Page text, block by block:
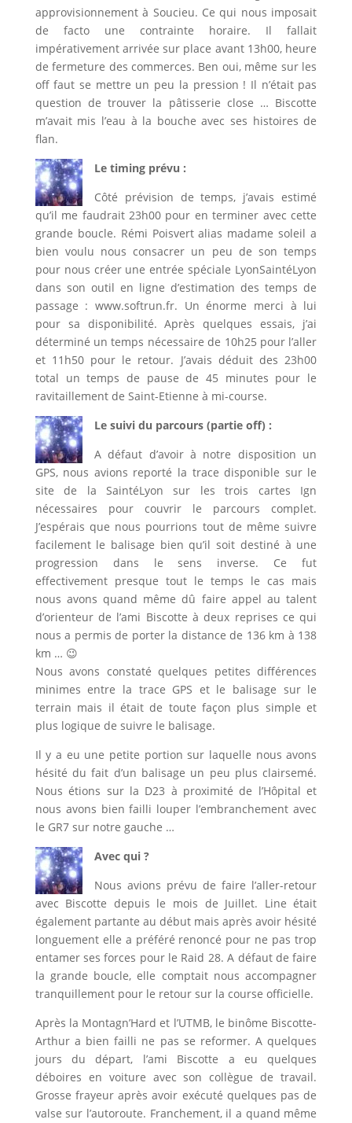
approvisionnement à Soucieu. Ce qui nous imposait
de facto une contrainte horaire. Il fallait
impérativement arrivée sur place avant 13h00, heure
de fermeture des commerces. Ben oui, même sur les
off faut se mettre un peu la pression ! Il n’était pas
question de trouver la pâtisserie close … Biscotte
m’avait mis l’eau à la bouche avec ses histoires de
flan.
Le timing prévu :
Côté prévision de temps, j’avais estimé
qu’il me faudrait 23h00 pour en terminer avec cette
grande boucle. Rémi Poisvert alias madame soleil a
bien voulu nous consacrer un peu de son temps
pour nous créer une entrée spéciale LyonSaintéLyon
dans son outil en ligne d’estimation des temps de
passage : www.softrun.fr. Un énorme merci à lui
pour sa disponibilité. Après quelques essais, j’ai
déterminé un temps nécessaire de 10h25 pour l’aller
et 11h50 pour le retour. J’avais déduit des 23h00
total un temps de pause de 45 minutes pour le
ravitaillement de Saint-Etienne à mi-course.
Le suivi du parcours (partie off) :
A défaut d’avoir à notre disposition un
GPS, nous avions reporté la trace disponible sur le
site de la SaintéLyon sur les trois cartes Ign
nécessaires pour couvrir le parcours complet.
J’espérais que nous pourrions tout de même suivre
facilement le balisage bien qu’il soit destiné à une
progression dans le sens inverse. Ce fut
effectivement presque tout le temps le cas mais
nous avons quand même dû faire appel au talent
d’orienteur de l’ami Biscotte à deux reprises ce qui
nous a permis de porter la distance de 136 km à 138
km … 😉
Nous avons constaté quelques petites différences
minimes entre la trace GPS et le balisage sur le
terrain mais il était de toute façon plus simple et
plus logique de suivre le balisage.
Il y a eu une petite portion sur laquelle nous avons
hésité du fait d’un balisage un peu plus clairsemé.
Nous étions sur la D23 à proximité de l’Hôpital et
nous avons bien failli louper l’embranchement avec
le GR7 sur notre gauche …
Avec qui ?
Nous avions prévu de faire l’aller-retour
avec Biscotte depuis le mois de Juillet. Line était
également partante au début mais après avoir hésité
longuement elle a préféré renoncé pour ne pas trop
entamer ses forces pour le Raid 28. A défaut de faire
la grande boucle, elle comptait nous accompagner
tranquillement pour le retour sur la course officielle.
Après la Montagn’Hard et l’UTMB, le binôme Biscotte-
Arthur a bien failli ne pas se reformer. A quelques
jours du départ, l’ami Biscotte a eu quelques
déboires en voiture avec son collègue de travail.
Grosse frayeur après avoir exécuté quelques pas de
valse sur l’autoroute. Franchement, il a quand même